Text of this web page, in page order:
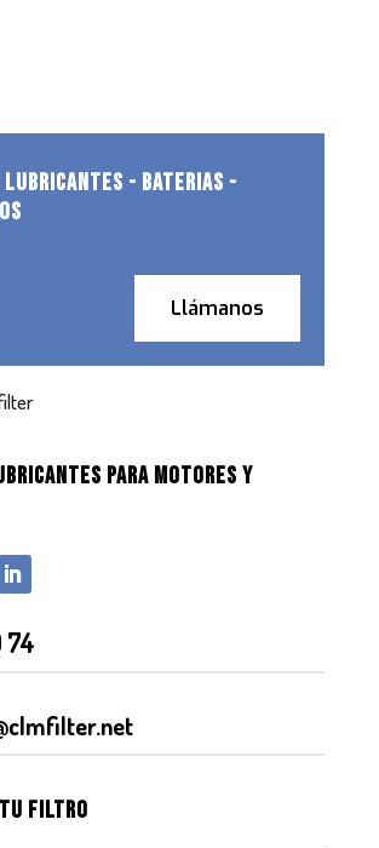
- BATERIAS -
Llámanos
PARA MOTORES Y
74
tu filtro